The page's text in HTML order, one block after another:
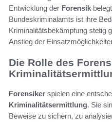
Entwicklung der Forensik
Bundeskriminalamts ist ihre
Kriminalitätsbekämpfung stetig
Anstieg der
Die Rolle des
Forensiker spielen eine
Kriminalitätsermittlung. Sie
Beweise zu sichern, zu